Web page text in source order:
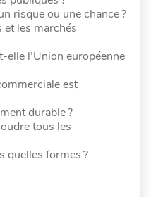
risque ou une chance ?
les marchés
l’Union européenne
est
durable ?
tous les
quelles formes ?